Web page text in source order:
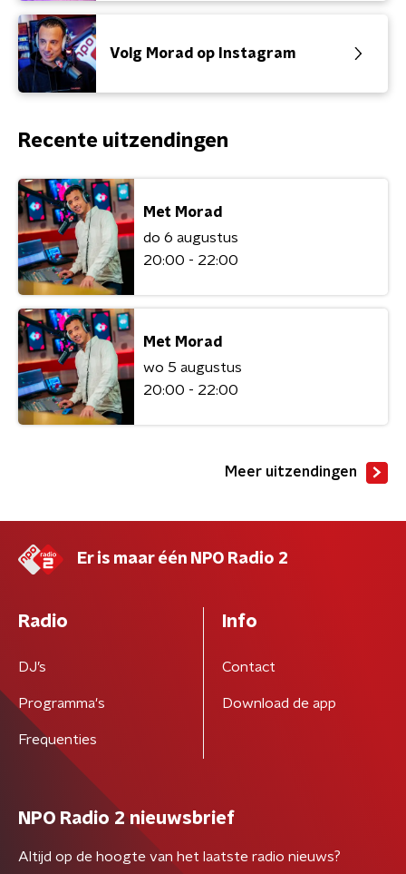
Volg Morad op Instagram
Recente uitzendingen
Met Morad
do 6 augustus
20:00 - 22:00
Met Morad
wo 5 augustus
20:00 - 22:00
Meer uitzendingen
Er is maar één NPO Radio 2
Radio
DJ’s
Programma's
Frequenties
Info
Contact
Download de app
NPO Radio 2 nieuwsbrief
Altijd op de hoogte van het laatste radio nieuws?